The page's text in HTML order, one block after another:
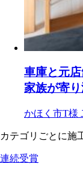
車庫と元
家族が寄り
かほく市T様
カテゴリごとに施
連続受賞